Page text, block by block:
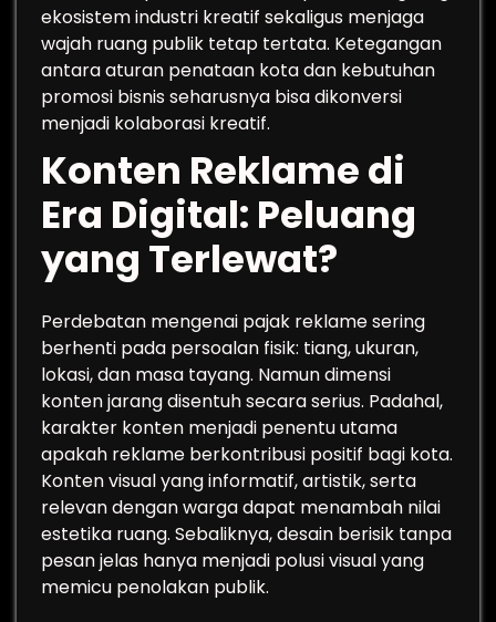
ekosistem industri kreatif sekaligus menjaga
wajah ruang publik tetap tertata. Ketegangan
antara aturan penataan kota dan kebutuhan
promosi bisnis seharusnya bisa dikonversi
menjadi kolaborasi kreatif.
Konten Reklame di
Era Digital: Peluang
yang Terlewat?
Perdebatan mengenai pajak reklame sering
berhenti pada persoalan fisik: tiang, ukuran,
lokasi, dan masa tayang. Namun dimensi
konten jarang disentuh secara serius. Padahal,
karakter konten menjadi penentu utama
apakah reklame berkontribusi positif bagi kota.
Konten visual yang informatif, artistik, serta
relevan dengan warga dapat menambah nilai
estetika ruang. Sebaliknya, desain berisik tanpa
pesan jelas hanya menjadi polusi visual yang
memicu penolakan publik.